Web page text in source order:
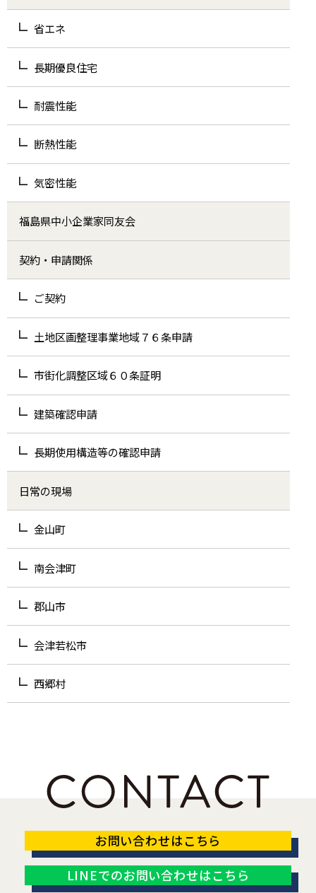
省エネ
長期優良住宅
耐震性能
断熱性能
気密性能
福島県中小企業家同友会
契約・申請関係
ご契約
土地区画整理事業地域７６条申請
市街化調整区域６０条証明
建築確認申請
長期使用構造等の確認申請
日常の現場
金山町
南会津町
郡山市
会津若松市
西郷村
お問い合わせはこちら
LINEでのお問い合わせはこちら